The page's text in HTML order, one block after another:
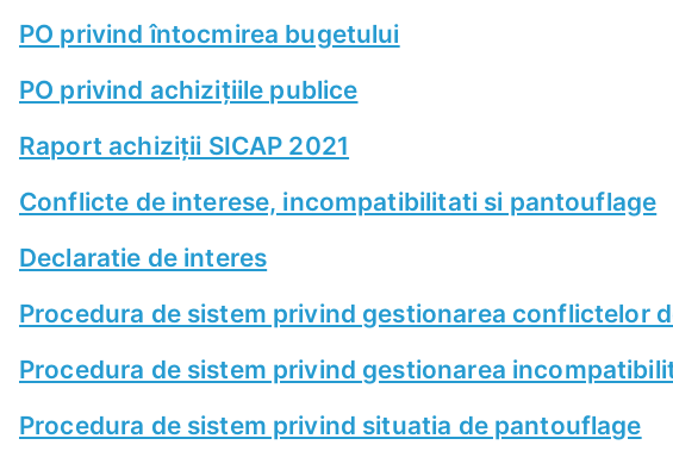
PO privind întocmirea bugetului
PO privind achizițiile publice
Raport achiziții SICAP 2021
Conflicte de interese, incompatibilitati si pantouflage
Declaratie de interes
Procedura de sistem privind gestionarea conflictelor
Procedura de sistem privind gestionarea
Procedura de sistem privind situatia de pantouflage